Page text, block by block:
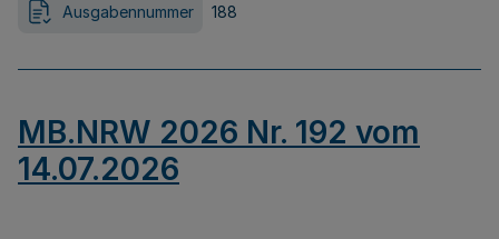
Ausgabennummer 188
MB.NRW 2026 Nr. 192 vom
14.07.2026